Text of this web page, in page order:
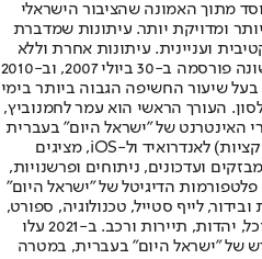
מתוך האמונה שהציבור הישראלי
ומדויקת יותר. עיתונות שמדברת
ועניינית. עיתונות אחרת וללא
תשלום. המהדורה המודפסת הראשונה פורסמה ב-30 ביולי 2007, וב-2010
בעל שיעור החשיפה הגבוה ביותר בימי
העורך הראשי הוא עמר לחמנוביץ,
האינטרנט של "ישראל היום" בעברית
ובאנגלית, כמו כן היישומונים (אפליקציות) לאנדרואיד ול-iOS, מציגים
ועדכונים, ניתוחים ופרשנויות,
פלטפורמות הדיגיטל של "ישראל היום"
לייף סטייל, טכנולוגיה, ספורט,
כלכלה וצרכנות, בריאות, חיילים, אוכל, יהדות, תיירות ורכב. ב-2021 עלו
של "ישראל היום" בעברית, במטרה